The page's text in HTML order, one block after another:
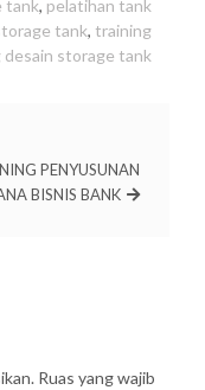
tank, pelatihan tank
tank, training
desain storage tank
PENYUSUNAN
BISNIS BANK
Ruas yang wajib